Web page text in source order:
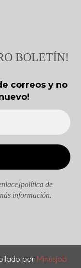
BOLETÍN!
correos y no
de
información.
por Minusjob